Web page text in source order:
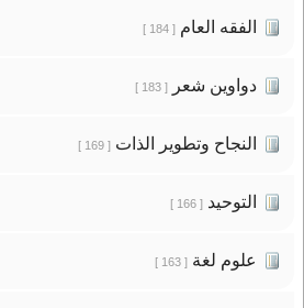
الفقه العام[ 184 ]
دواوين شعر[ 183 ]
النجاح وتطوير الذات[ 169 ]
التوحيد[ 166 ]
علوم لغة[ 163 ]